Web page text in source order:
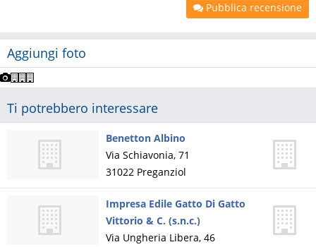
Pubblica recensione
Aggiungi foto
Ti potrebbero interessare
Benetton Albino
Via Schiavonia, 71
31022 Preganziol
Impresa Edile Gatto Di Gatto
Vittorio & C. (s.n.c.)
Via Ungheria Libera, 46